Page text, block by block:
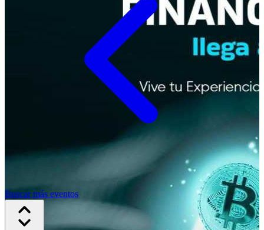
Buscar más eventos